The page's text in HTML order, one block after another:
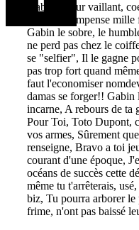
Gabin, coeur vaillant,
courage compense
Gabin le sobre, le
ne perd pas chez le
se "selfier", Il le gagne
pas trop fort quand
faut l'economiser
damas se forger!! Gabin
incarne, A rebours de ta
Pour Toi, Toto Dupont,
vos armes, Sûrement
renseigne, Bravo a toi
courant d'une époque,
océans de succès cette
même tu t'arrêterais,
biz, Tu pourra arborer
frime, n'ont pas baissé